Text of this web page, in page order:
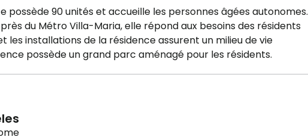
90 unités et accueille les personnes âgées autonomes.
du Métro Villa-Maria, elle répond aux besoins des résidents
les installations de la résidence assurent un milieu de vie
possède un grand parc aménagé pour les résidents.